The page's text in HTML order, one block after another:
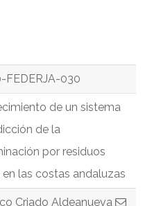
FEDERJA-030
de un sistema
de la
por residuos
las costas andaluzas
Criado Aldeanueva